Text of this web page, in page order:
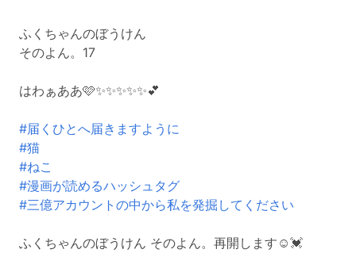
ふくちゃんのぼうけん
そのよん。17
はわぁああ🩷✨✨✨✨✨💕
#届くひとへ届きますように
#猫
#ねこ
#漫画が読めるハッシュタグ
#三億アカウントの中から私を発掘してください
ふくちゃんのぼうけん そのよん。再開します☺️💓